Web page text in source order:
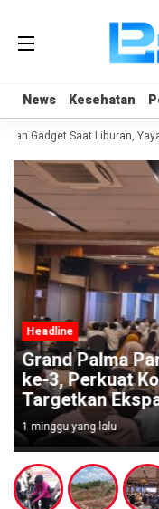
News Kesehatan
News Kesehatan
Gadget Saat Liburan,
HUT
1